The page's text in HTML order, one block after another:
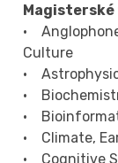
•
Culture
•
•
•
• Climate,
• Cognitive